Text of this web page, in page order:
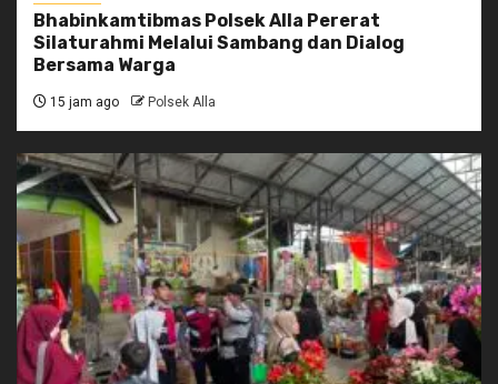
Bhabinkamtibmas Polsek Alla Pererat
Silaturahmi Melalui Sambang dan Dialog
Bersama Warga
15 jam ago Polsek Alla